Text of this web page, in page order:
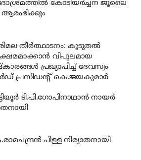
കോടിയര്‍ച്ചന ജൂലൈ
ആരംഭിക്കും
തീര്‍ത്ഥാടനം: കൂടുതല്‍
വിപുലമായ
പ്രഖ്യാപിച്ച് ദേവസ്വം
പ്രസിഡന്റ് കെ.ജയകുമാര്‍
ടി.പി.ഗോപിനാഥാന്‍ നായര്‍
പിള്ള നിര്യാതനായി